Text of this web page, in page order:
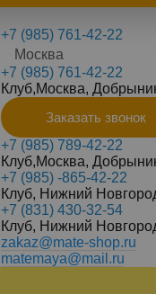
+7 (985) 761-42-22
Москва
+7 (985) 761-42-22
Клуб,Москва,
Заказать звонок
+7 (985) 789-42-22
Клуб,Москва,
+7 (985) -865-42-22
Клуб, Нижний
+7 (831) 430-32-54
Клуб, Нижний
zakaz@mate-shop.ru
matemaya@mail.ru